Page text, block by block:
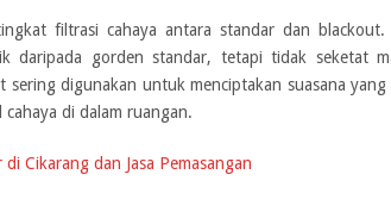
filtrasi cahaya antara standar dan blackout.
daripada gorden standar, tetapi tidak seketat
sering digunakan untuk menciptakan suasana
di dalam ruangan.
Cikarang dan Jasa Pemasangan